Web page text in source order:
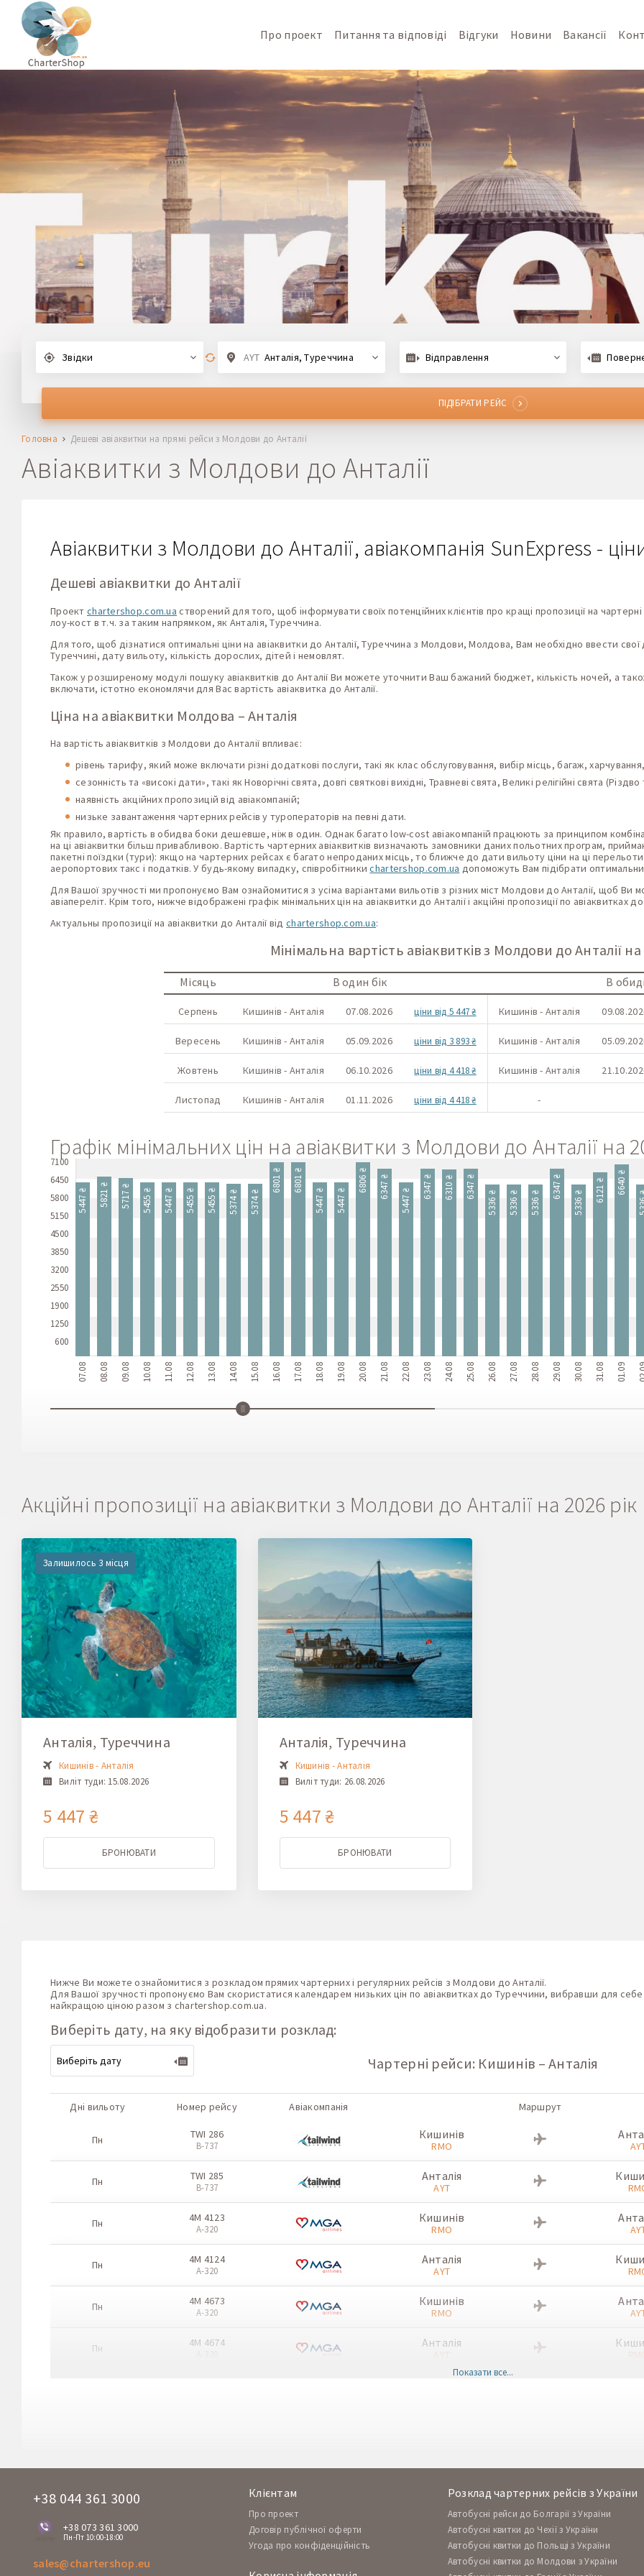
Про проект Питання та відповіді Відгуки Новини Вакансії
Звідки AYT Анталія, Туреччина Відправлення
ПІДІБРАТИ РЕЙС
Головна Дешеві авіаквитки на прямі рейси з Молдови до Анталії
Авіаквитки з Молдови до Анталії
Авіаквитки з Молдови до Анталії, авіакомпанія SunExpress -
Дешеві авіаквитки до Анталії
Проект chartershop.com.ua створений для того, щоб інформувати своїх потенційних клієнтів про кращі пропозиції на чартерні
лоу-кост в т.ч. за таким напрямком, як Анталія, Туреччина.
Для того, щоб дізнатися оптимальні ціни на авіаквитки до Анталії, Туреччина з Молдови, Молдова, Вам необхідно ввести
Туреччині, дату вильоту, кількість дорослих, дітей і немовлят.
Також у розширеному модулі пошуку авіаквитків до Анталії Ви можете уточнити Ваш бажаний бюджет, кількість ночей, а
включати, істотно економлячи для Вас вартість авіаквитка до Анталії.
Ціна на авіаквитки Молдова – Анталія
На вартість авіаквитків з Молдови до Анталії впливає:
рівень тарифу, який може включати різні додаткові послуги, такі як клас обслуговування, вибір місць, багаж,
сезонність та «високі дати», такі як Новорічні свята, довгі святкові вихідні, Травневі свята, Великі релігійні свята
наявність акційних пропозицій від авіакомпаній;
низьке завантаження чартерних рейсів у туроператорів на певні дати.
Як правило, вартість в обидва боки дешевше, ніж в один. Однак багато low-cost авіакомпаній працюють за принципом
на ці авіаквитки більш привабливою. Вартість чартерних авіаквитків визначають замовники даних польотних програм,
пакетні поїздки (тури): якщо на чартерних рейсах є багато непроданих місць, то ближче до дати вильоту ціни на ці
аеропортових такс і податків. У будь-якому випадку, співробітникиchartershop.com.ua допоможуть Вам підібрати
Для Вашої зручності ми пропонуємо Вам ознайомитися з усіма варіантами вильотів з різних міст Молдови до Анталії, щоб Ви
авіапереліт. Крім того, нижче відображені графік мінімальних цін на авіаквитки до Анталії і акційні пропозиції по авіаквитках
Актуальны пропозиції на авіаквитки до Анталії від chartershop.com.ua:
Мінімальна вартість авіаквитків з Молдови до Анталії на
Місяць В один бік В
Серпень Кишинів - Анталія 07.08.2026 ціни від 5 447 ₴ Кишинів - Анталія
Вересень Кишинів - Анталія 05.09.2026 ціни від 3 893 ₴ Кишинів - Анталія
Жовтень Кишинів - Анталія 06.10.2026 ціни від 4 418 ₴ Кишинів - Анталія
Листопад Кишинів - Анталія 01.11.2026 ціни від 4 418 ₴ -
Графік мінімальних цін на авіаквитки з Молдови до Анталії на
7100
6450
5800
5150
4500
3850
3200
2550
1900
1250
600
5447 ₴
07.08
5821 ₴
08.08
5717 ₴
09.08
5455 ₴
10.08
5447 ₴
11.08
5455 ₴
12.08
5455 ₴
13.08
5374 ₴
14.08
5374 ₴
15.08
6801 ₴
16.08
6801 ₴
17.08
5447 ₴
18.08
5447 ₴
19.08
6806 ₴
20.08
6347 ₴
21.08
5447 ₴
22.08
6347 ₴
23.08
6310 ₴
24.08
6347 ₴
25.08
5336 ₴
26.08
5336 ₴
27.08
5336 ₴
28.08
6347 ₴
29.08
5336 ₴
30.08
6121 ₴
31.08
6640 ₴
01.09
Акційні пропозиції на авіаквитки з Молдови до Анталії на 2026 рік
Залишилось 3 місця
Анталія, Туреччина
Кишинів - Анталія
Виліт туди: 15.08.2026
5 447 ₴
БРОНЮВАТИ
Анталія, Туреччина
Кишинів - Анталія
Виліт туди: 26.08.2026
5 447 ₴
БРОНЮВАТИ
Нижче Ви можете ознайомитися з розкладом прямих чартерних і регулярних рейсів з Молдови до Анталії.
Для Вашої зручності пропонуємо Вам скористатися календарем низьких цін по авіаквитках до Туреччини, вибравши для
найкращою ціною разом з chartershop.com.ua.
Виберіть дату, на яку відобразити розклад:
Чартерні рейси: Кишинів – Анталія
Дні вильоту Номер рейсу Авіакомпанія Маршрут
Пн TWI 286
B-737
Кишинів
RMO
Пн TWI 285
B-737
Анталія
AYT
Пн 4M 4123
A-320
Кишинів
RMO
Пн 4M 4124
A-320
Анталія
AYT
Пн 4M 4673
A-320
Кишинів
RMO
Пн 4M 4674 Анталія
AYT
4V 4113 Кишинів
Анталія
Кишинів
RMO
Показати все...
+38 044 361 3000
+38 073 361 3000
Пн-Пт 10:00-18:00
sales@chartershop.eu
Клієнтам
Про проект
Договір публічної оферти
Угода про конфіденційність
Розклад чартерних рейсів з України
Автобусні рейси до Болгарії з України
Автобусні квитки до Чехії з України
Автобусні квитки до Польщі з України
Автобусні квитки до Молдови з України